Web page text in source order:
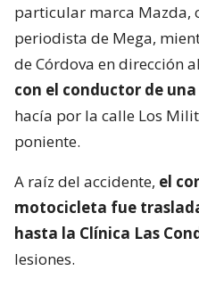
particular marca Mazda,
periodista de Mega,
de Córdova en dirección
con el conductor de
hacía por la calle Los
poniente.
A raíz del accidente, el
motocicleta fue
hasta la Clínica Las
lesiones.